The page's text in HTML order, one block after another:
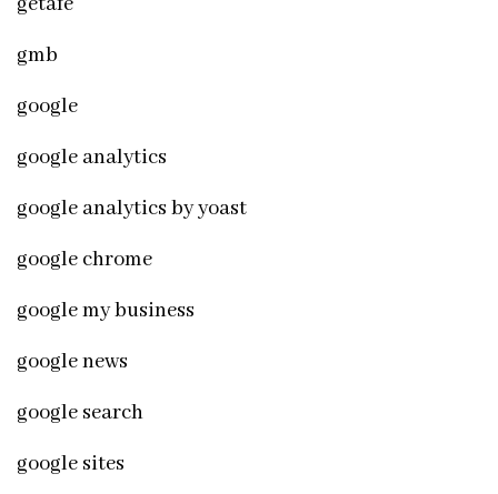
gmb
google
google analytics
google analytics by yoast
google chrome
google my business
google news
google search
google sites